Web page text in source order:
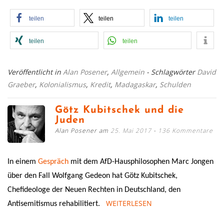
teilen teilen teilen
teilen teilen
Veröffentlicht in Alan Posener, Allgemein - SchlagwörterDavid
Graeber, Kolonialismus, Kredit, Madagaskar, Schulden
Götz Kubitschek und die
Juden
Alan Posener am 25. Mai 2017 136 Kommentare
In einem Gespräch mit dem AfD-Hausphilosophen Marc Jongen
über den Fall Wolfgang Gedeon hat Götz Kubitschek,
Chefideologe der Neuen Rechten in Deutschland, den
Antisemitismus rehabilitiert.
WEITERLESEN